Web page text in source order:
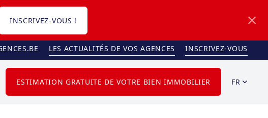
INSCRIVEZ-VOUS !
LES ACTUALITÉS DE VOS AGENCES INSCRIVEZ-VOUS
ESTIMATION GRATUITE DE VOTRE BIEN IMMOBILIER FR